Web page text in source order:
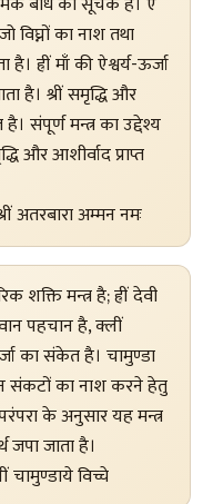
विघ्नों का नाश तथा
है। ह्रीं माँ की ऐश्वर्य-ऊर्जा
है। श्रीं समृद्धि और
संपूर्ण मन्त्र का उद्देश्य
और आशीर्वाद प्राप्त
अतरबारा अम्मन नमः
शक्ति मन्त्र है; ह्रीं देवी
पहचान है, क्लीं
का संकेत है। चामुण्डा
संकटों का नाश करने हेतु
के अनुसार यह मन्त्र
जपा जाता है।
चामुण्डाये विच्चे